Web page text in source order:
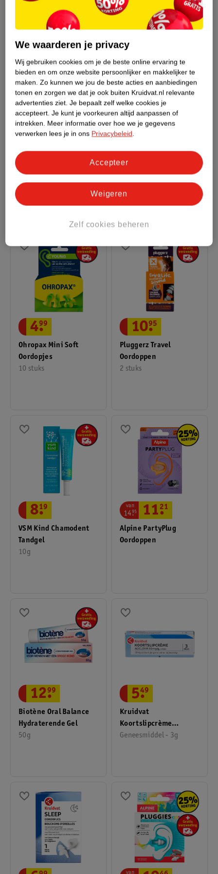
12 stuks
3.99
Oordoppen
van
8.
99 6.
74
Ohropax Mini Soft
Oordopjes
10 stuks
4.
99
Pluggerz Travel
Oordoppen
2 stuks
10.
95
VSM Kind Chamodent
Tandgel
10g
8.
19
Alpine PartyPlug
Oordoppen
van
14.
95 11.
21
Biotène Oral Balance
Hydraterende Gel
50g
12.
99
Kruidvat
Koortslipcrème
Aciclovir 50 Mg/g
Geneesmiddel - 3g
5.
49
van
We waarderen je privacy
Wij gebruiken cookies om je de beste online ervaring te
bieden en om onze website persoonlijker en makkelijker te
maken. Zo kunnen we jou de beste acties en aanbiedingen
tonen en zorgen we dat je ook buiten Kruidvat.nl relevante
advertenties ziet. Je bepaalt zelf welke cookies je
accepteert. Je kunt je voorkeuren altijd aanpassen of
intrekken. Meer informatie over hoe we je gegevens
verwerken lees je in ons Privacybeleid.
Zelf cookies beheren
Weigeren
Accepteer